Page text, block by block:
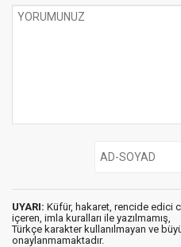
UYARI: Küfür, hakaret, rencide edici
içeren, imla kuralları ile yazılmamış,
Türkçe karakter kullanılmayan ve
onaylanmamaktadır.